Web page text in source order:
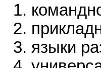
языки